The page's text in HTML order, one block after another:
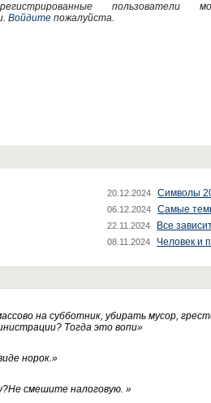
пользователи
Войдитепожалуйста.
20.12.2024 Символы
06.12.2024 Самые
22.11.2024 Все
08.11.2024 Человек и
на субботник, убирать мусор,
Тогда это вопи»
норок.»
смешите налоговую. »